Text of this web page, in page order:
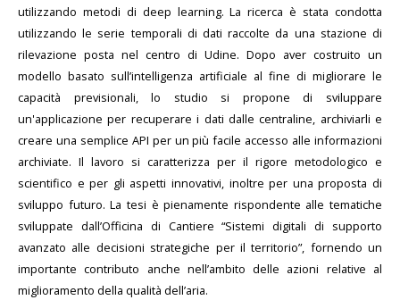
utilizzando metodi di deep learning. La ricerca è stata condotta
utilizzando le serie temporali di dati raccolte da una stazione di
rilevazione posta nel centro di Udine. Dopo aver costruito un
modello basato sull’intelligenza artificiale al fine di migliorare le
capacità previsionali, lo studio si propone di sviluppare
un'applicazione per recuperare i dati dalle centraline, archiviarli e
creare una semplice API per un più facile accesso alle informazioni
archiviate. Il lavoro si caratterizza per il rigore metodologico e
scientifico e per gli aspetti innovativi, inoltre per una proposta di
sviluppo futuro. La tesi è pienamente rispondente alle tematiche
sviluppate dall’Officina di Cantiere “Sistemi digitali di supporto
avanzato alle decisioni strategiche per il territorio”, fornendo un
importante contributo anche nell’ambito delle azioni relative al
miglioramento della qualità dell’aria.